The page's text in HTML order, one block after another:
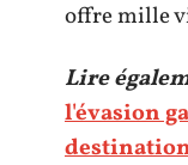
offre mille
Lire
l'évasion